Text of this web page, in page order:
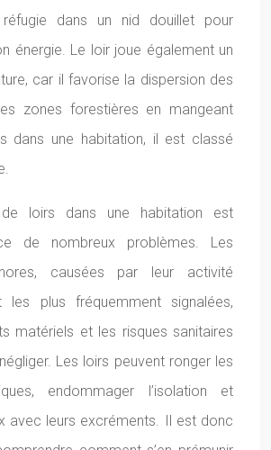
dans un nid douillet pour
énergie. Le loir joue également un
car il favorise la dispersion des
zones forestières en mangeant
dans une habitation, il est classé
loirs dans une habitation est
de nombreux problèmes. Les
causées par leur activité
les plus fréquemment signalées,
matériels et les risques sanitaires
Les loirs peuvent ronger les
endommager l’isolation et
avec leurs excréments. Il est donc